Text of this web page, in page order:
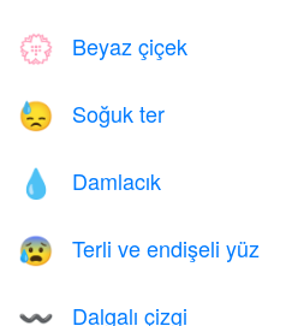
💮 Beyaz çiçek
😓 Soğuk ter
💧 Damlacık
😰 Terli ve endişeli yüz
〰️ Dalgalı çizgi